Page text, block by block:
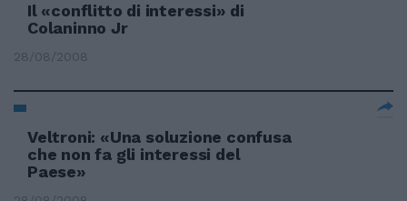
Il «conflitto di interessi» di
Colaninno Jr
28/08/2008
Veltroni: «Una soluzione confusa
che non fa gli interessi del
Paese»